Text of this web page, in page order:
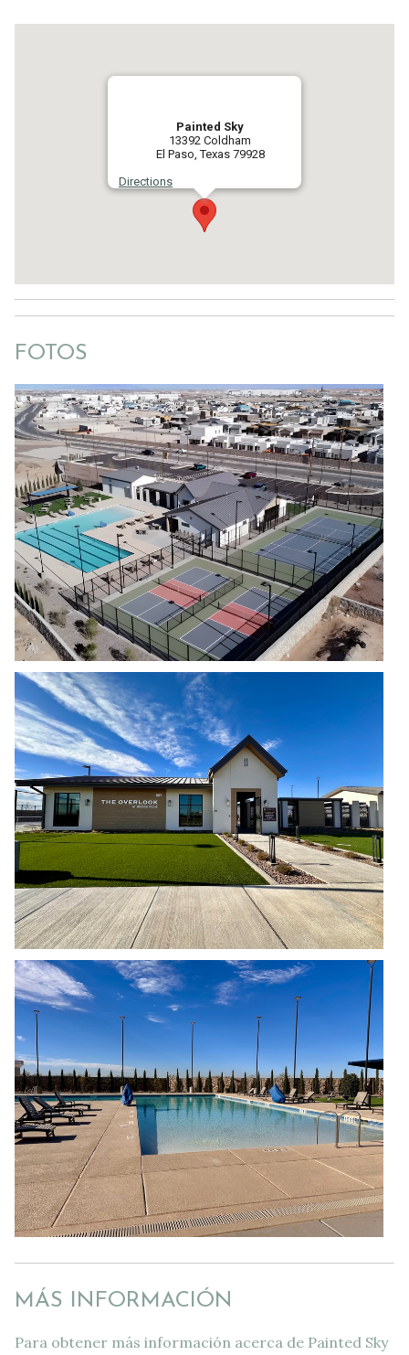
Painted Sky
13392 Coldham
El Paso, Texas 79928
Directions
FOTOS
MÁS INFORMACIÓN
Para obtener más información acerca de Painted Sky